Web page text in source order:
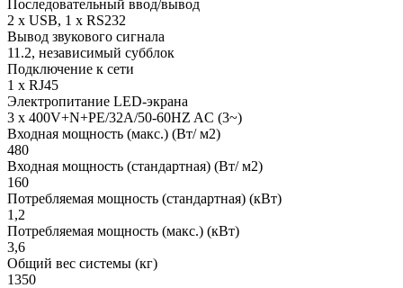
Последовательный ввод/вывод
2 x USB, 1 x RS232
Вывод звукового сигнала
11.2, независимый субблок
Подключение к сети
1 x RJ45
Электропитание LED-экрана
3 x 400V+N+PE/32A/50-60HZ AC (3~)
Входная мощность (макс.) (Вт/ м2)
480
Входная мощность (стандартная) (Вт/ м2)
160
Потребляемая мощность (стандартная) (кВт)
1,2
Потребляемая мощность (макс.) (кВт)
3,6
Общий вес системы (кг)
1350